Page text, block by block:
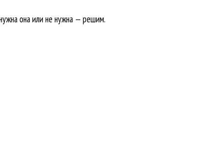
она или не нужна — решим.